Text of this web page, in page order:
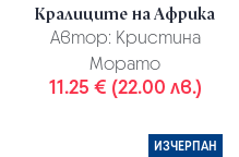
Кралиците на Африка
Автор: Кристина
Морато
11.25 € (22.00 лв.)
ИЗЧЕРПАН